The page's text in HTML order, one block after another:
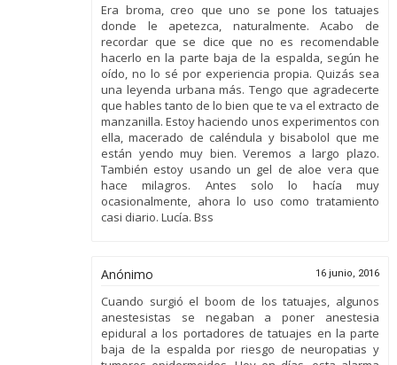
Era broma, creo que uno se pone los tatuajes
donde le apetezca, naturalmente. Acabo de
recordar que se dice que no es recomendable
hacerlo en la parte baja de la espalda, según he
oído, no lo sé por experiencia propia. Quizás sea
una leyenda urbana más. Tengo que agradecerte
que hables tanto de lo bien que te va el extracto de
manzanilla. Estoy haciendo unos experimentos con
ella, macerado de caléndula y bisabolol que me
están yendo muy bien. Veremos a largo plazo.
También estoy usando un gel de aloe vera que
hace milagros. Antes solo lo hacía muy
ocasionalmente, ahora lo uso como tratamiento
casi diario. Lucía. Bss
Anónimo 16 junio, 2016
Cuando surgió el boom de los tatuajes, algunos
anestesistas se negaban a poner anestesia
epidural a los portadores de tatuajes en la parte
baja de la espalda por riesgo de neuropatias y